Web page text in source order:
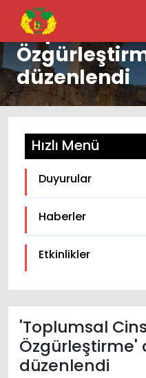
'Toplumsal
düzenlendi
Hızlı Menü
Duyurular
Haberler
Etkinlikler
'Toplumsal
Özgürleştirme'
düzenlendi